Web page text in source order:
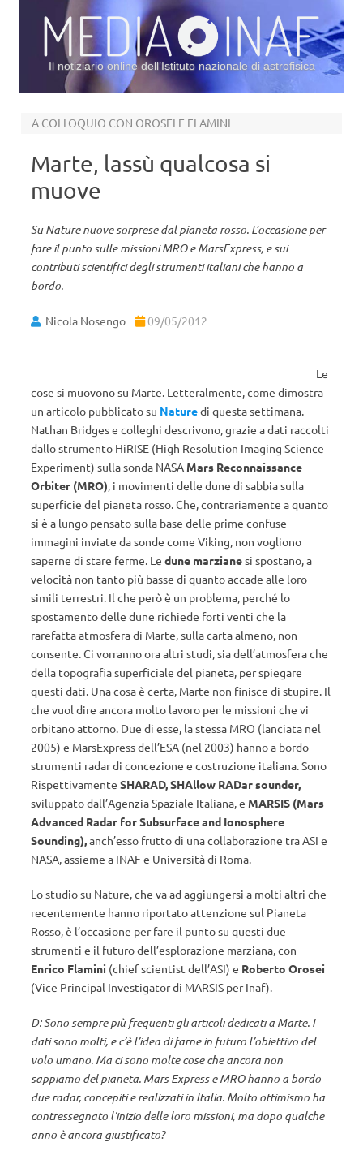
Il notiziario online dell’Istituto nazionale di astrofisica
A COLLOQUIO CON OROSEI E FLAMINI
Marte, lassù qualcosa si
muove
Su Nature nuove sorprese dal pianeta rosso. L’occasione per
fare il punto sulle missioni MRO e MarsExpress, e sui
contributi scientifici degli strumenti italiani che hanno a
bordo.
Nicola Nosengo 09/05/2012
Le
cose si muovono su Marte. Letteralmente, come dimostra
un articolo pubblicato su Naturedi questa settimana.
Nathan Bridges e colleghi descrivono, grazie a dati raccolti
dallo strumento HiRISE (High Resolution Imaging Science
Experiment) sulla sonda NASA Mars Reconnaissance
Orbiter (MRO), i movimenti delle dune di sabbia sulla
superficie del pianeta rosso. Che, contrariamente a quanto
si è a lungo pensato sulla base delle prime confuse
immagini inviate da sonde come Viking, non vogliono
saperne di stare ferme. Le dune marzianesi spostano, a
velocità non tanto più basse di quanto accade alle loro
simili terrestri. Il che però è un problema, perché lo
spostamento delle dune richiede forti venti che la
rarefatta atmosfera di Marte, sulla carta almeno, non
consente. Ci vorranno ora altri studi, sia dell’atmosfera che
della topografia superficiale del pianeta, per spiegare
questi dati. Una cosa è certa, Marte non finisce di stupire. Il
che vuol dire ancora molto lavoro per le missioni che vi
orbitano attorno. Due di esse, la stessa MRO (lanciata nel
2005) e MarsExpress dell’ESA (nel 2003) hanno a bordo
strumenti radar di concezione e costruzione italiana. Sono
Rispettivamente SHARAD, SHAllow RADar sounder,
sviluppato dall’Agenzia Spaziale Italiana, e MARSIS (Mars
Advanced Radar for Subsurface and Ionosphere
Sounding),anch’esso frutto di una collaborazione tra ASI e
NASA, assieme a INAF e Università di Roma.
Lo studio su Nature, che va ad aggiungersi a molti altri che
recentemente hanno riportato attenzione sul Pianeta
Rosso, è l’occasione per fare il punto su questi due
strumenti e il futuro dell’esplorazione marziana, con
Enrico Flamini (chief scientist dell’ASI) e Roberto Orosei
(Vice Principal Investigator di MARSIS per Inaf).
D: Sono sempre più frequenti gli articoli dedicati a Marte. I
dati sono molti, e c’è l’idea di farne in futuro l’obiettivo del
volo umano. Ma ci sono molte cose che ancora non
sappiamo del pianeta. Mars Express e MRO hanno a bordo
due radar, concepiti e realizzati in Italia. Molto ottimismo ha
contressegnato l’inizio delle loro missioni, ma dopo qualche
anno è ancora giustificato?